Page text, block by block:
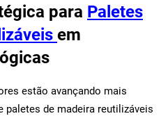
para Paletes
em
estão avançando mais
paletes de madeira reutilizáveis